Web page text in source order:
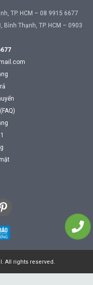
TP. HCM – 08 9915 6677
Bình Thạnh, TP. HCM – 0903
All rights reserved.